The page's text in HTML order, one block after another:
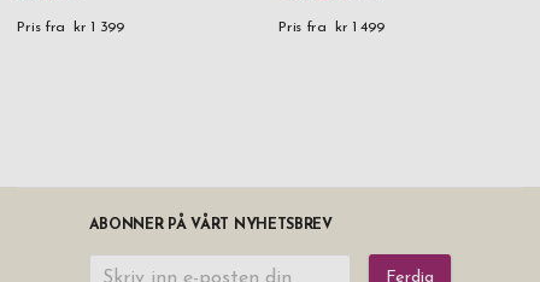
Pris fra kr 1 399 Pris fra kr 1 499
ABONNER PÅ VÅRT NYHETSBREV
Ferdig